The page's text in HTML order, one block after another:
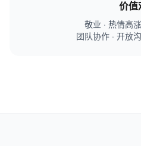
价值
敬业 · 热情高
团队协作 · 开放